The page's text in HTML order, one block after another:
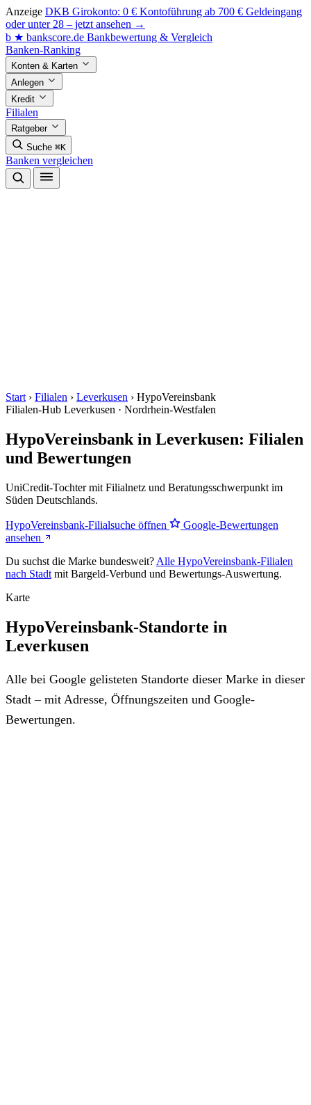
Anzeige DKB Girokonto: 0 € Kontoführung ab 700 € Geldeingang
oder unter 28 – jetzt ansehen →
b ★ bankscore.de Bankbewertung & Vergleich
Banken-Ranking
Konten & Karten
Anlegen
Kredit
Filialen
Ratgeber
Suche ⌘K
Banken vergleichen
Start › Filialen › Leverkusen › HypoVereinsbank
Filialen-Hub Leverkusen · Nordrhein-Westfalen
HypoVereinsbank in Leverkusen: Filialen
und Bewertungen
UniCredit-Tochter mit Filialnetz und Beratungsschwerpunkt im
Süden Deutschlands.
HypoVereinsbank-Filialsuche öffnen
Google-Bewertungen
ansehen
Du suchst die Marke bundesweit? Alle HypoVereinsbank-Filialen
nach Stadt mit Bargeld-Verbund und Bewertungs-Auswertung.
Karte
HypoVereinsbank-Standorte in
Leverkusen
Alle bei Google gelisteten Standorte dieser Marke in dieser
Stadt – mit Adresse, Öffnungszeiten und Google-
Bewertungen.